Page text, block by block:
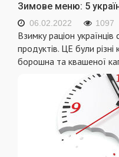
Зимове меню: 5
06.02.2022 1097
Взимку раціон
продуктів. ЦЕ були
борошна та квашеної